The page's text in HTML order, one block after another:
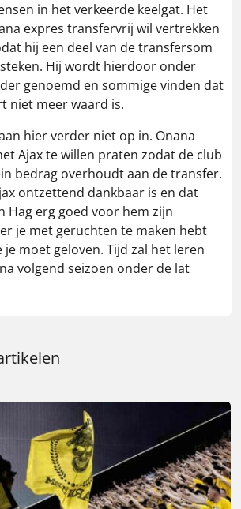
in het verkeerde keelgat. Het
expres transfervrij wil vertrekken
hij een deel van de transfersom
Hij wordt hierdoor onder
genoemd en sommige vinden dat
niet meer waard is.
hier verder niet op in. Onana
Ajax te willen praten zodat de club
bedrag overhoudt aan de transfer.
ontzettend dankbaar is en dat
Hag erg goed voor hem zijn
je met geruchten te maken hebt
moet geloven. Tijd zal het leren
volgend seizoen onder de lat